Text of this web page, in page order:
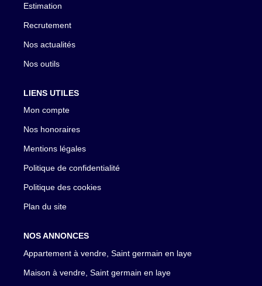
Estimation
Recrutement
Nos actualités
Nos outils
LIENS UTILES
Mon compte
Nos honoraires
Mentions légales
Politique de confidentialité
Politique des cookies
Plan du site
NOS ANNONCES
Appartement à vendre, Saint germain en laye
Maison à vendre, Saint germain en laye